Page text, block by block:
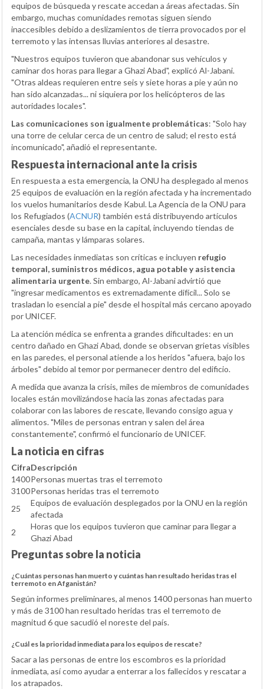
equipos de búsqueda y rescate accedan a áreas afectadas. Sin
embargo, muchas comunidades remotas siguen siendo
inaccesibles debido a deslizamientos de tierra provocados por el
terremoto y las intensas lluvias anteriores al desastre.
"Nuestros equipos tuvieron que abandonar sus vehículos y
caminar dos horas para llegar a Ghazi Abad", explicó Al-Jabani.
"Otras aldeas requieren entre seis y siete horas a pie y aún no
han sido alcanzadas... ni siquiera por los helicópteros de las
autoridades locales".
Las comunicaciones son igualmente problemáticas: "Solo hay
una torre de celular cerca de un centro de salud; el resto está
incomunicado", añadió el representante.
Respuesta internacional ante la crisis
En respuesta a esta emergencia, la ONU ha desplegado al menos
25 equipos de evaluación en la región afectada y ha incrementado
los vuelos humanitarios desde Kabul. La Agencia de la ONU para
los Refugiados (ACNUR) también está distribuyendo artículos
esenciales desde su base en la capital, incluyendo tiendas de
campaña, mantas y lámparas solares.
Las necesidades inmediatas son críticas e incluyen refugio
temporal, suministros médicos, agua potable y asistencia
alimentaria urgente. Sin embargo, Al-Jabani advirtió que
"ingresar medicamentos es extremadamente difícil... Solo se
trasladan lo esencial a pie" desde el hospital más cercano apoyado
por UNICEF.
La atención médica se enfrenta a grandes dificultades: en un
centro dañado en Ghazi Abad, donde se observan grietas visibles
en las paredes, el personal atiende a los heridos "afuera, bajo los
árboles" debido al temor por permanecer dentro del edificio.
A medida que avanza la crisis, miles de miembros de comunidades
locales están movilizándose hacia las zonas afectadas para
colaborar con las labores de rescate, llevando consigo agua y
alimentos. "Miles de personas entran y salen del área
constantemente", confirmó el funcionario de UNICEF.
La noticia en cifras
CifraDescripción
1400Personas muertas tras el terremoto
3100Personas heridas tras el terremoto
25
Equipos de evaluación desplegados por la ONU en la región
afectada
2
Horas que los equipos tuvieron que caminar para llegar a
Ghazi Abad
Preguntas sobre la noticia
¿Cuántas personas han muerto y cuántas han resultado heridas tras el
terremoto en Afganistán?
Según informes preliminares, al menos 1400 personas han muerto
y más de 3100 han resultado heridas tras el terremoto de
magnitud 6 que sacudió el noreste del país.
¿Cuál es la prioridad inmediata para los equipos de rescate?
Sacar a las personas de entre los escombros es la prioridad
inmediata, así como ayudar a enterrar a los fallecidos y rescatar a
los atrapados.